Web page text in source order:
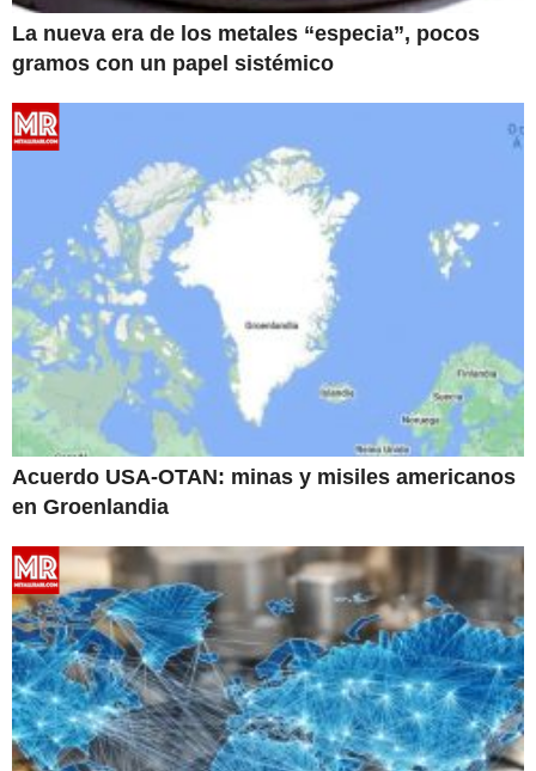
La nueva era de los metales “especia”, pocos
gramos con un papel sistémico
Acuerdo USA-OTAN: minas y misiles americanos
en Groenlandia